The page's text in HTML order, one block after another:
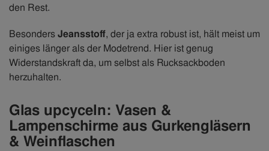
den Rest.
BesondersJeansstoff, der ja extra robust ist, hält meist um
einiges länger als der Modetrend. Hier ist genug
Widerstandskraft da, um selbst als Rucksackboden
herzuhalten.
Glas upcyceln: Vasen &
Lampenschirme aus Gurkengläsern
& Weinflaschen